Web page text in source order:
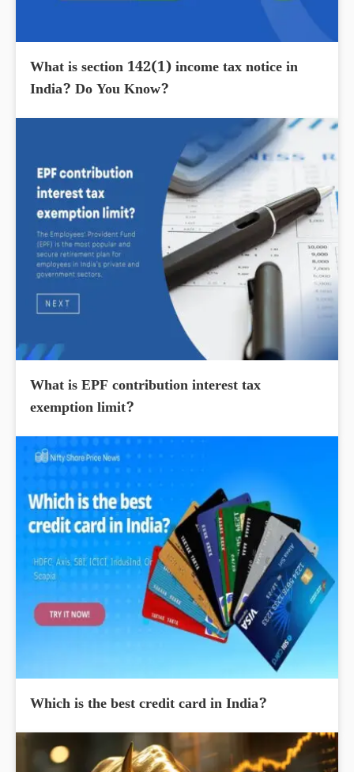
What is section 142(1) income tax notice in
India? Do You Know?
What is EPF contribution interest tax
exemption limit?
Which is the best credit card in India?